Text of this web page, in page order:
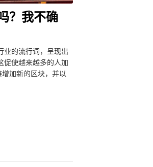
？我不确
业的流行词，呈现出
促使越来越多的人加
增加新的区块，并以